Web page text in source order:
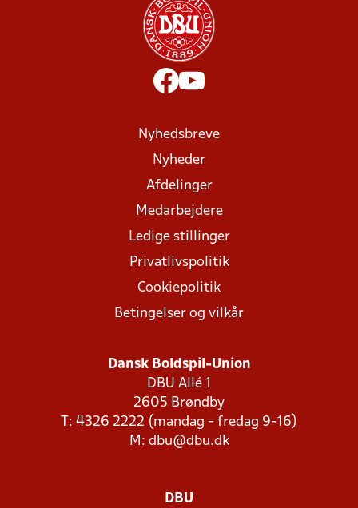
Nyhedsbreve
Nyheder
Afdelinger
Medarbejdere
Ledige stillinger
Privatlivspolitik
Cookiepolitik
Betingelser og vilkår
Dansk Boldspil-Union
DBU Allé 1
2605 Brøndby
T: 4326 2222 (mandag - fredag 9-16)
M: dbu@dbu.dk
DBU